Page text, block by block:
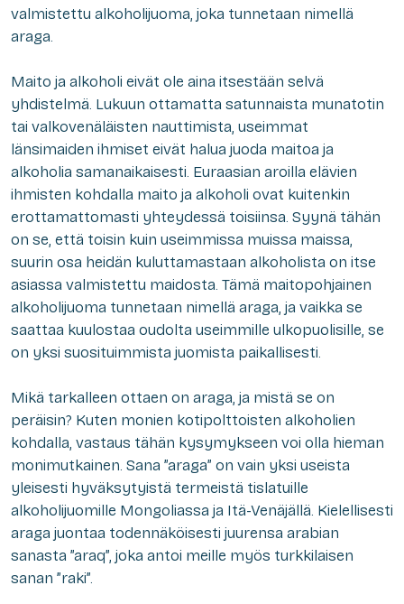
valmistettu alkoholijuoma, joka tunnetaan nimellä
araga.
Maito ja alkoholi eivät ole aina itsestään selvä
yhdistelmä. Lukuun ottamatta satunnaista munatotin
tai valkovenäläisten nauttimista, useimmat
länsimaiden ihmiset eivät halua juoda maitoa ja
alkoholia samanaikaisesti. Euraasian aroilla elävien
ihmisten kohdalla maito ja alkoholi ovat kuitenkin
erottamattomasti yhteydessä toisiinsa. Syynä tähän
on se, että toisin kuin useimmissa muissa maissa,
suurin osa heidän kuluttamastaan alkoholista on itse
asiassa valmistettu maidosta. Tämä maitopohjainen
alkoholijuoma tunnetaan nimellä araga, ja vaikka se
saattaa kuulostaa oudolta useimmille ulkopuolisille, se
on yksi suosituimmista juomista paikallisesti.
Mikä tarkalleen ottaen on araga, ja mistä se on
peräisin? Kuten monien kotipolttoisten alkoholien
kohdalla, vastaus tähän kysymykseen voi olla hieman
monimutkainen. Sana ”araga” on vain yksi useista
yleisesti hyväksytyistä termeistä tislatuille
alkoholijuomille Mongoliassa ja Itä-Venäjällä. Kielellisesti
araga juontaa todennäköisesti juurensa arabian
sanasta ”araq”, joka antoi meille myös turkkilaisen
sanan ”raki”.